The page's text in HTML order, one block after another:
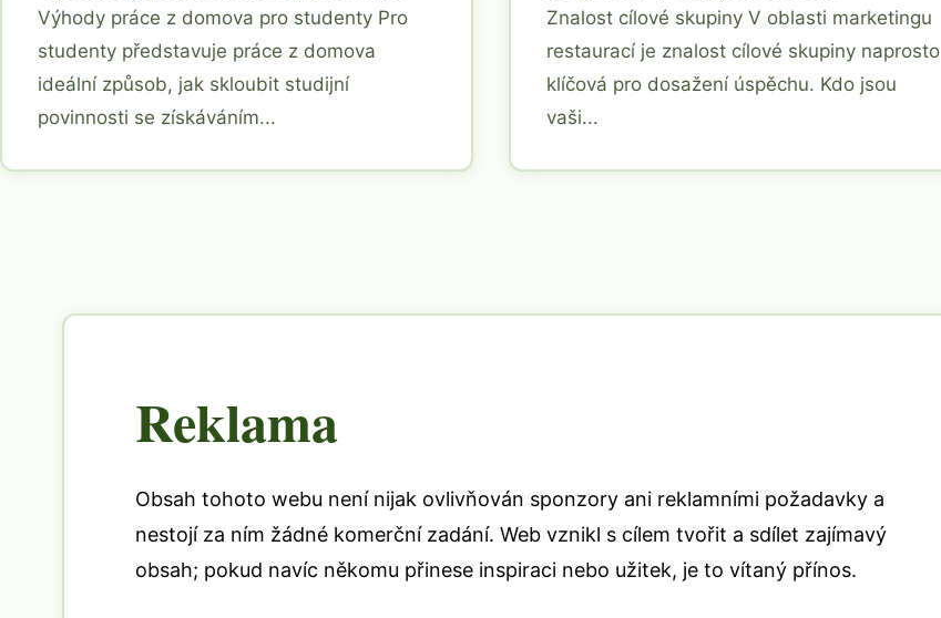
Výhody práce z domova pro studenty Pro
studenty představuje práce z domova
ideální způsob, jak skloubit studijní
povinnosti se získáváním...
Znalost cílové skupiny V oblasti marketingu
restaurací je znalost cílové skupiny naprosto
klíčová pro dosažení úspěchu. Kdo jsou
vaši...
Reklama
Obsah tohoto webu není nijak ovlivňován sponzory ani reklamními požadavky a
nestojí za ním žádné komerční zadání. Web vznikl s cílem tvořit a sdílet zajímavý
obsah; pokud navíc někomu přinese inspiraci nebo užitek, je to vítaný přínos.